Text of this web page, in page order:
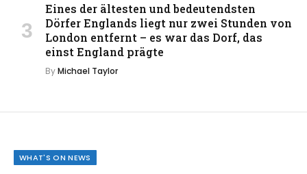
Eines der ältesten und bedeutendsten
Dörfer Englands liegt nur zwei Stunden von
London entfernt – es war das Dorf, das
einst England prägte
ByMichael Taylor
WHAT'S ON NEWS